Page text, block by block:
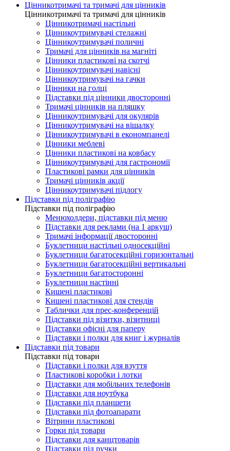
Цінникотримачі та тримачі для цінників
Цінникотримачі та тримачі для цінників
Цінникотримачі настільні
Цінникоутримувачі стелажні
Цінникоутримувачі поличні
Тримачі для цінників на магніті
Цінники пластикові на скотчі
Цінникоутримувачі навісні
Цінникоутримувачі на гачки
Цінники на голці
Підставки під цінники двосторонні
Тримачі цінників на пляшку
Цінникоутримувачі для окулярів
Цінникоутримувачі на вішалку
Цінникоутримувачі в економпанелі
Цінники меблеві
Цінники пластикові на ковбасу
Цінникоутримувачі для гастрономії
Пластикові рамки для цінників
Тримачі цінників акції
Цінникоутримувачі підлогу
Підставки під поліграфію
Підставки під поліграфію
Менюхолдери, підставки під меню
Підставки для реклами (на 1 аркуш)
Тримачі інформації двосторонні
Буклетници настільні односекційні
Буклетници багатосекційні горизонтальні
Буклетници багатосекційні вертикальні
Буклетници багатосторонні
Буклетници настінні
Кишені пластикові
Кишені пластикові для стендів
Таблички для прес-конференцій
Підставки під візитки, візитниці
Підставки офісні для паперу
Підставки і полки для книг і журналів
Підставки під товари
Підставки під товари
Підставки і полки для взуття
Пластикові коробки і лотки
Підставки для мобільних телефонів
Підставки для ноутбука
Підставки під планшети
Підставки під фотоапарати
Вітрини пластикові
Горки під товари
Підставки для канцтоварів
Підставки під ручки